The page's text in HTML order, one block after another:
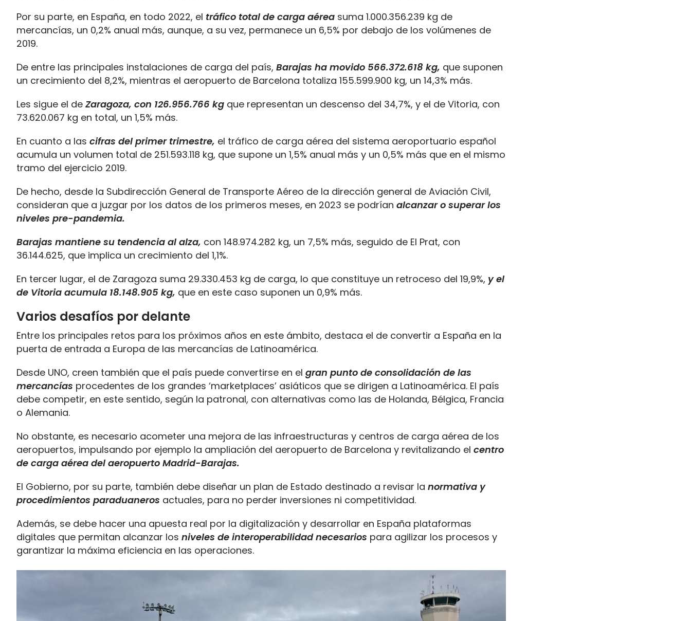
Por su parte, en España, en todo 2022, el tráfico total de carga aérea suma 1.000.356.239 kg de
mercancías, un 0,2% anual más, aunque, a su vez, permanece un 6,5% por debajo de los volúmenes de
2019.
De entre las principales instalaciones de carga del país, Barajas ha movido 566.372.618 kg, que suponen
un crecimiento del 8,2%, mientras el aeropuerto de Barcelona totaliza 155.599.900 kg, un 14,3% más.
Les sigue el de Zaragoza, con 126.956.766 kg que representan un descenso del 34,7%, y el de Vitoria, con
73.620.067 kg en total, un 1,5% más.
En cuanto a las cifras del primer trimestre, el tráfico de carga aérea del sistema aeroportuario español
acumula un volumen total de 251.593.118 kg, que supone un 1,5% anual más y un 0,5% más que en el mismo
tramo del ejercicio 2019.
De hecho, desde la Subdirección General de Transporte Aéreo de la dirección general de Aviación Civil,
consideran que a juzgar por los datos de los primeros meses, en 2023 se podrían alcanzar o superar los
niveles pre-pandemia.
Barajas mantiene su tendencia al alza, con 148.974.282 kg, un 7,5% más, seguido de El Prat, con
36.144.625, que implica un crecimiento del 1,1%.
En tercer lugar, el de Zaragoza suma 29.330.453 kg de carga, lo que constituye un retroceso del 19,9%, y el
de Vitoria acumula 18.148.905 kg, que en este caso suponen un 0,9% más.
Varios desafíos por delante
Entre los principales retos para los próximos años en este ámbito, destaca el de convertir a España en la
puerta de entrada a Europa de las mercancías de Latinoamérica.
Desde UNO, creen también que el país puede convertirse en el gran punto de consolidación de las
mercancías procedentes de los grandes ‘marketplaces’ asiáticos que se dirigen a Latinoamérica. El país
debe competir, en este sentido, según la patronal, con alternativas como las de Holanda, Bélgica, Francia
o Alemania.
No obstante, es necesario acometer una mejora de las infraestructuras y centros de carga aérea de los
aeropuertos, impulsando por ejemplo la ampliación del aeropuerto de Barcelona y revitalizando el centro
de carga aérea del aeropuerto Madrid-Barajas.
El Gobierno, por su parte, también debe diseñar un plan de Estado destinado a revisar la normativa y
procedimientos paraduaneros actuales, para no perder inversiones ni competitividad.
Además, se debe hacer una apuesta real por la digitalización y desarrollar en España plataformas
digitales que permitan alcanzar los niveles de interoperabilidad necesarios para agilizar los procesos y
garantizar la máxima eficiencia en las operaciones.